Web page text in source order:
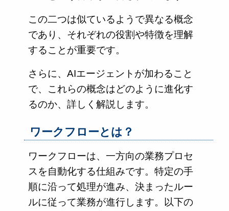
この二つは似ているようで異なる概念
であり、それぞれの役割や特徴を理解
することが重要です。
さらに、AIエージェントが加わること
で、これらの概念はどのように進化す
るのか、詳しく解説します。
ワークフローとは？
ワークフローは、一方向の業務プロセ
スを自動化する仕組みです。特定の手
順に沿って処理が進み、決まったルー
ルに従って業務が進行します。以下の